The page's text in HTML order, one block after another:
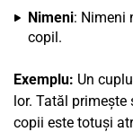
Nimeni: Nimeni
copil.
Exemplu: Un
lor. Tatăl
copii este totuși